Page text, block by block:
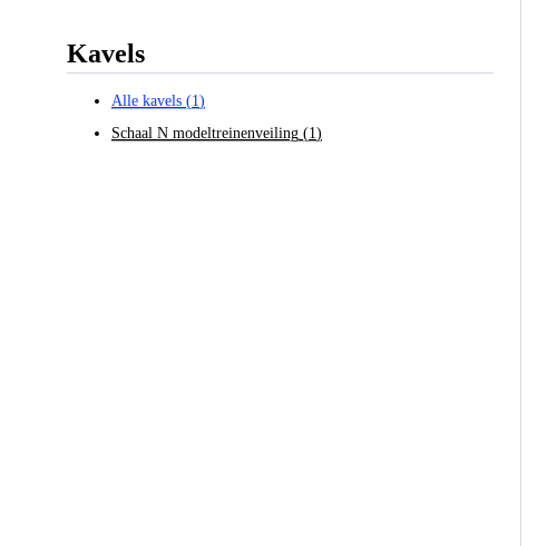
Kavels
Alle kavels (1)
Schaal N modeltreinenveiling (1)